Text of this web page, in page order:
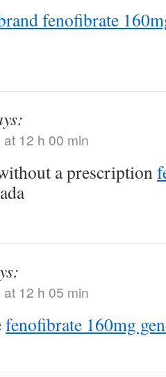
fenofibrate
12 h 00 min
a prescription
12 h 05 min
fenofibrate 160mg